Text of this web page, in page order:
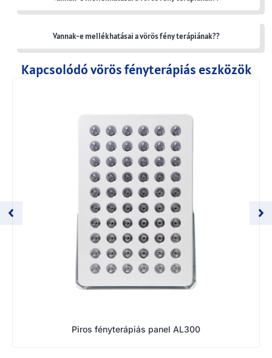
Vannak-e mellékhatásai a vörös fény terápiának??
Kapcsolódó vörös fényterápiás eszközök
Piros fényterápiás panel AL300